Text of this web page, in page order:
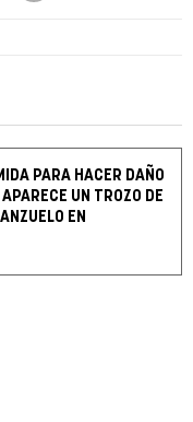
PARA HACER DAÑO
UN TROZO DE
EN